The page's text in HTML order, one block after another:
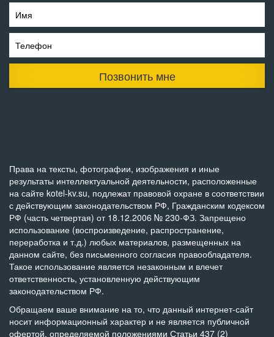
Имя
Телефон
Позвонить мне
Права на тексты, фотографии, изображения и иные
результаты интеллектуальной деятельности, расположенные
на сайте kotel-kv.su, подлежат правовой охране в соответствии
с действующим законодательством РФ, Гражданским кодексом
РФ (часть четвертая) от 18.12.2006 № 230-ФЗ. Запрещено
использование (воспроизведение, распространение,
переработка и т.д.) любых материалов, размещенных на
данном сайте, без письменного согласия правообладателя.
Такое использование является незаконным и влечет
ответственность, установленную действующим
законодательством РФ.
Обращаем ваше внимание на то, что данный интернет-сайт
носит информационный характер и не является публичной
офертой, определяемой положениями Статьи 437 (2)